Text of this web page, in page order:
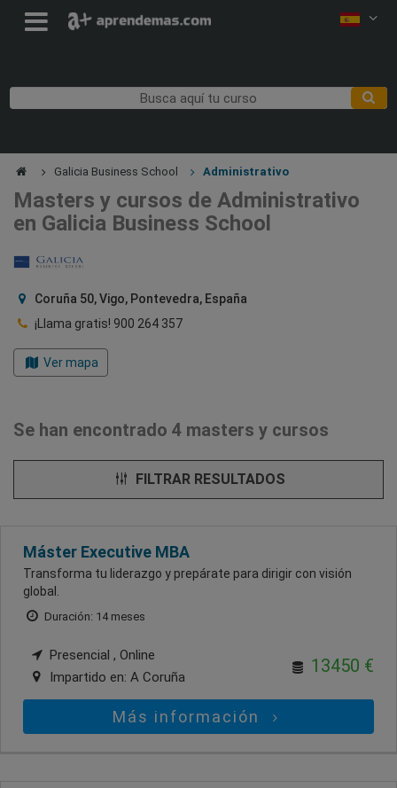
Galicia Business School Administrativo
Masters y cursos de Administrativo
en Galicia Business School
Coruña 50, Vigo, Pontevedra, España
¡Llama gratis! 900 264 357
Ver mapa
Se han encontrado 4 masters y cursos
FILTRAR RESULTADOS
Máster Executive MBA
Transforma tu liderazgo y prepárate para dirigir con visión
global.
Duración: 14 meses
Presencial , Online
Impartido en: A Coruña
13450 €
Más información